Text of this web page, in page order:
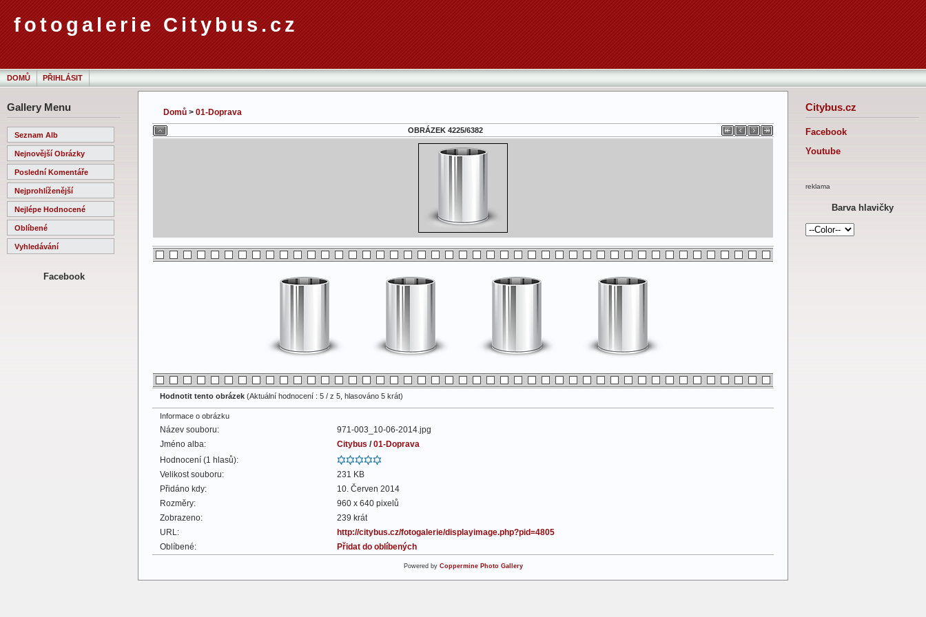
fotogalerie Citybus.cz
DOMŮ PŘIHLÁSIT
Gallery Menu
Seznam Alb
Nejnovější Obrázky
Poslední Komentáře
Nejprohlíženější
Nejlépe Hodnocené
Oblíbené
Vyhledávání
Facebook
Citybus.cz
Facebook
Youtube
reklama
Barva hlavičky
Domů > 01-Doprava
OBRÁZEK 4225/6382
Hodnotit tento obrázek (Aktuální hodnocení : 5 / z 5, hlasováno 5 krát)
Informace o obrázku
Název souboru:
971-003_10-06-2014.jpg
Jméno alba:
Citybus /01-Doprava
Hodnocení (1 hlasů):
Velikost souboru:
231 KB
Přidáno kdy:
10. Červen 2014
Rozměry:
960 x 640 pixelů
Zobrazeno:
239 krát
URL:
http://citybus.cz/fotogalerie/displayimage.php?pid=4805
Oblíbené:
Přidat do oblíbených
Powered by Coppermine Photo Gallery